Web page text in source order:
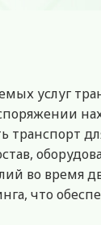
услуг
транспорт
во время
что